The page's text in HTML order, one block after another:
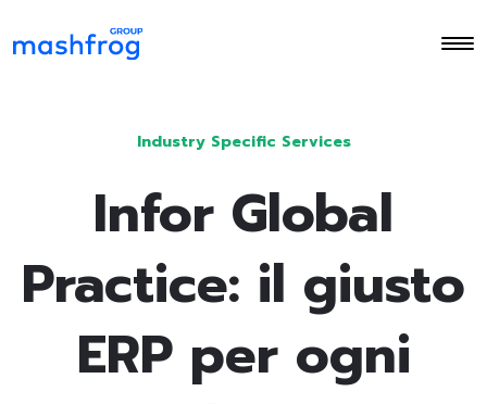
Approccio
Industry Specific Services
Infor Global
Practice: il giusto
ERP per ogni